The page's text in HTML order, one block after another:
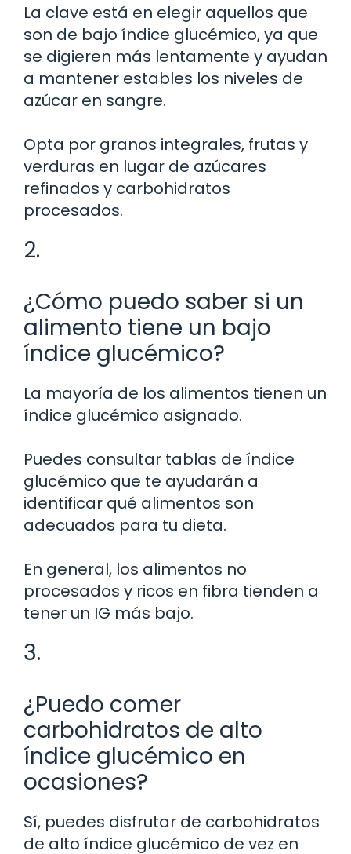
La clave está en elegir aquellos que
son de bajo índice glucémico, ya que
se digieren más lentamente y ayudan
a mantener estables los niveles de
azúcar en sangre.
Opta por granos integrales, frutas y
verduras en lugar de azúcares
refinados y carbohidratos
procesados.
2.
¿Cómo puedo saber si un
alimento tiene un bajo
índice glucémico?
La mayoría de los alimentos tienen un
índice glucémico asignado.
Puedes consultar tablas de índice
glucémico que te ayudarán a
identificar qué alimentos son
adecuados para tu dieta.
En general, los alimentos no
procesados y ricos en fibra tienden a
tener un IG más bajo.
3.
¿Puedo comer
carbohidratos de alto
índice glucémico en
ocasiones?
Sí, puedes disfrutar de carbohidratos
de alto índice glucémico de vez en